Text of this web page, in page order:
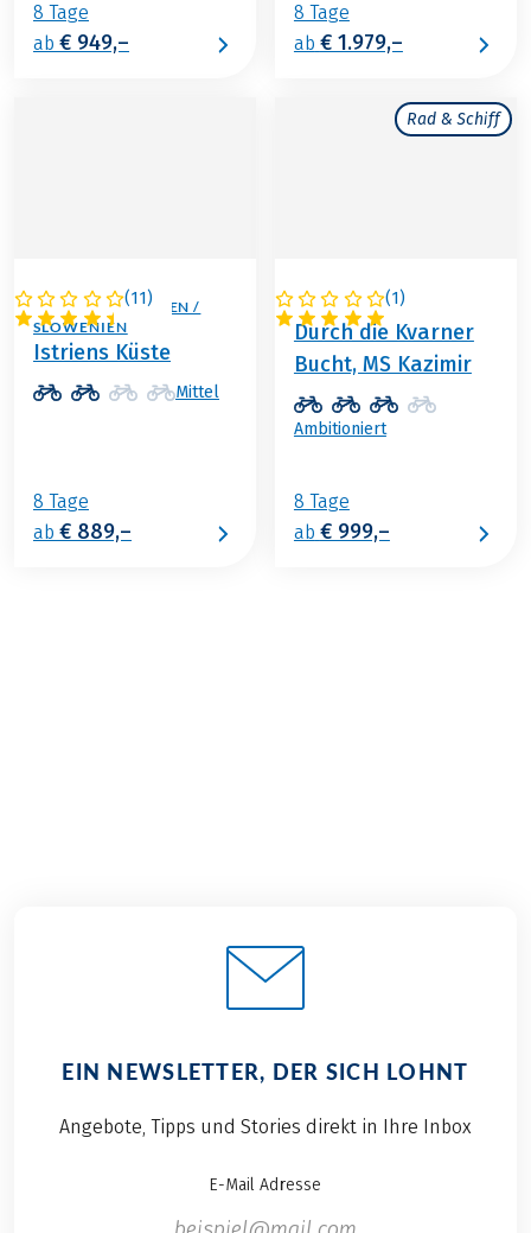
8 Tage
ab € 949,–
8 Tage
ab € 1.979,–
(11)
ITALIEN / KROATIEN /
SLOWENIEN
Istriens Küste
Mittel
8 Tage
ab € 889,–
Rad & Schiff
(1)
KROATIEN
Durch die Kvarner
Bucht, MS Kazimir
Ambitioniert
8 Tage
ab € 999,–
EIN NEWSLETTER, DER SICH LOHNT
Angebote, Tipps und Stories direkt in Ihre Inbox
E-Mail Adresse